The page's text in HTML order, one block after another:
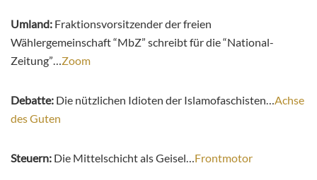
Umland: Fraktionsvorsitzender der freien
Wählergemeinschaft “MbZ” schreibt für die “National-
Zeitung”…Zoom
Debatte: Die nützlichen Idioten der Islamofaschisten…Achse
des Guten
Steuern: Die Mittelschicht als Geisel…Frontmotor